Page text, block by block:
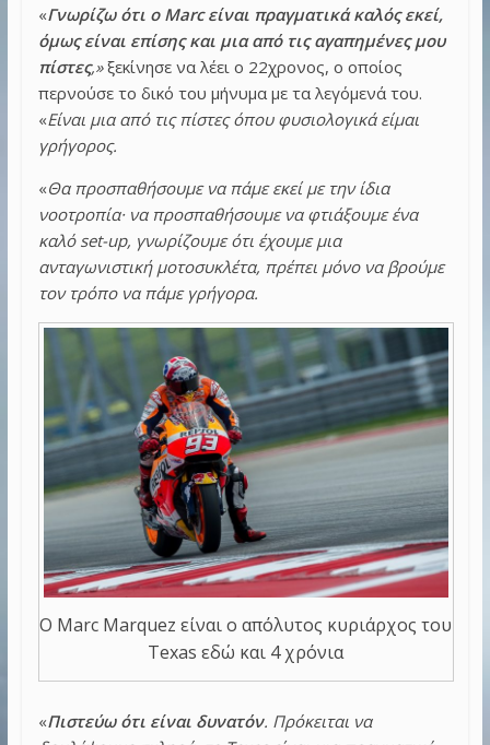
«Γνωρίζω ότι ο Marc είναι πραγματικά καλός εκεί,
όμως είναι επίσης και μια από τις αγαπημένες μου
πίστες,»ξεκίνησε να λέει ο 22χρονος, ο οποίος
περνούσε το δικό του μήνυμα με τα λεγόμενά του.
«Είναι μια από τις πίστες όπου φυσιολογικά είμαι
γρήγορος.
«Θα προσπαθήσουμε να πάμε εκεί με την ίδια
νοοτροπία· να προσπαθήσουμε να φτιάξουμε ένα
καλό set-up, γνωρίζουμε ότι έχουμε μια
ανταγωνιστική μοτοσυκλέτα, πρέπει μόνο να βρούμε
τον τρόπο να πάμε γρήγορα.
Ο Marc Marquez είναι ο απόλυτος κυριάρχος του
Texas εδώ και 4 χρόνια
«Πιστεύω ότι είναι δυνατόν. Πρόκειται να